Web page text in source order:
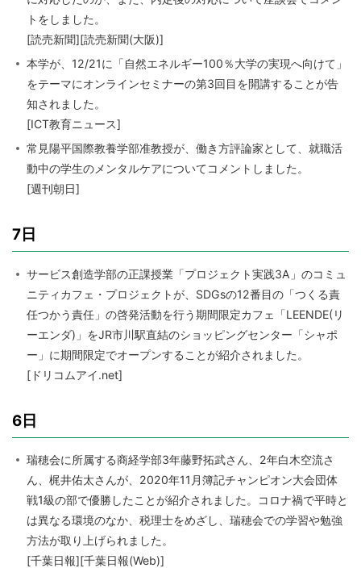
トをしました。
[読売新聞][読売新聞(大阪)]
本学が、12/21に「自然エネルギー100％大学の実現へ向けて」
をテーマにオンラインセミナーの第3回目を開講することが告
知されました。
[ICT教育ニュース]
常見陽平国際教養学部准教授が、働き方評論家として、就職活
動中の学生のメンタルケアについてコメントしました。
[週刊朝日]
7日
サービス創造学部の正課授業「プロジェクト実践3A」のコミュ
ニティカフェ・プロジェクトが、SDGsの12番目の「つくる責
任つかう責任」の啓発活動を行う期間限定カフェ「LEENDE(リ
ーエンダ)」をJR市川駅直結のショッピングセンター「シャポ
ー」に期間限定でオープンすることが紹介されました。
[ドリコムアイ.net]
6日
瑞穂会に所属する商経学部3年藤野拓武さん、2年白木空流さ
ん、梶井佑太さんが、2020年11月簿記チャンピオン大会団体
戦1級の部で優勝したことが紹介されました。コロナ禍で平時と
は異なる環境のなか、税理士をめざし、瑞穂会での学習や勉強
方法が取り上げられました。
[千葉日報][千葉日報(Web)]